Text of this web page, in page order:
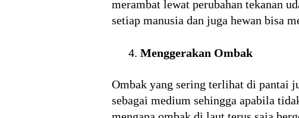
merambat lewat perubahan tekanan
setiap manusia dan juga hewan bisa
Menggerakan Ombak
Ombak yang sering terlihat di pantai
sebagai medium sehingga apabila